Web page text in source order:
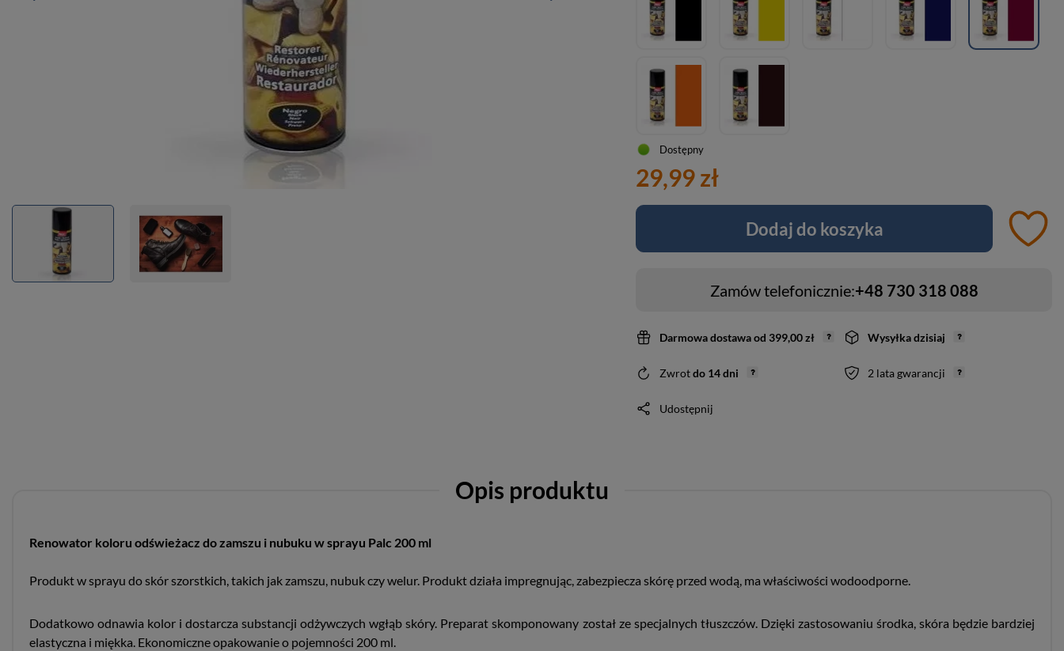
Dostępny
29,99 zł
Dodaj do koszyka
Zamów telefonicznie:+48 730 318 088
Darmowa dostawaod 399,00 zł Wysyłkadzisiaj
Zwrotdo 14dni 2 lata gwarancji
Udostępnij
Opis produktu
Renowator koloru odświeżacz do zamszu i nubuku w sprayu Palc 200 ml
Produkt w sprayu do skór szorstkich, takich jak zamszu, nubuk czy welur. Produkt działa impregnując, zabezpiecza skórę przed wodą, ma właściwości wodoodporne.
Dodatkowo odnawia kolor i dostarcza substancji odżywczych wgłąb skóry. Preparat skomponowany został ze specjalnych tłuszczów. Dzięki zastosowaniu środka, skóra będzie bardziej
elastyczna i miękka. Ekonomiczne opakowanie o pojemności 200 ml.